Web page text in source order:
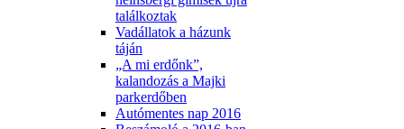
találkoztak
Vadállatok a házunk
táján
„A mi erdőnk”,
kalandozás a Majki
parkerdőben
Autómentes nap 2016